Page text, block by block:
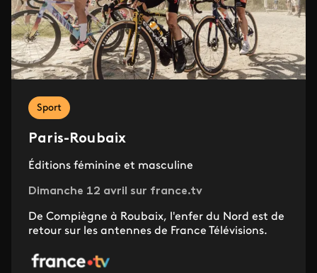
Sport
Paris-Roubaix
Éditions féminine et masculine
Dimanche 12 avril sur france.tv
De Compiègne à Roubaix, l'enfer du Nord est de
retour sur les antennes de France Télévisions.